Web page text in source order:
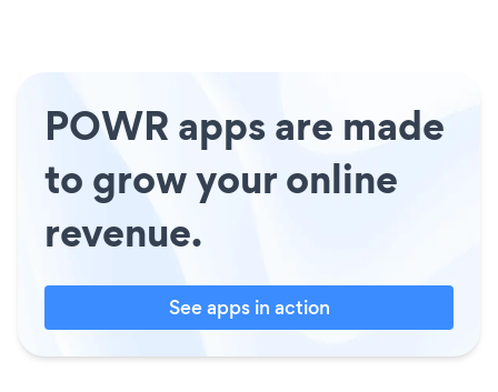
POWR apps are made
to grow your online
revenue.
See apps in action